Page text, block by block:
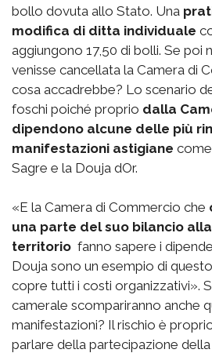
bollo dovuta allo Stato. Una
modifica di ditta individuale
aggiungono 17,50 di bolli. Se poi
venisse cancellata la Camera di
cosa accadrebbe? Lo scenario
foschi poiché proprio dalla
dipendono alcune delle più
manifestazioni astigiane
Sagre e la Douja dOr.
«E la Camera di Commercio che
una parte del suo bilancio
territorio  fanno sapere i
Douja sono un esempio di
copre tutti i costi organizzativi».
camerale scompariranno anche
manifestazioni? Il rischio è
parlare della partecipazione